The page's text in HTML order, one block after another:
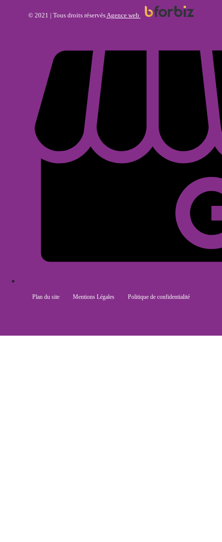
© 2021 | Tous droits réservésAgence web
Plan du site Mentions Légales Politique de confidentialité